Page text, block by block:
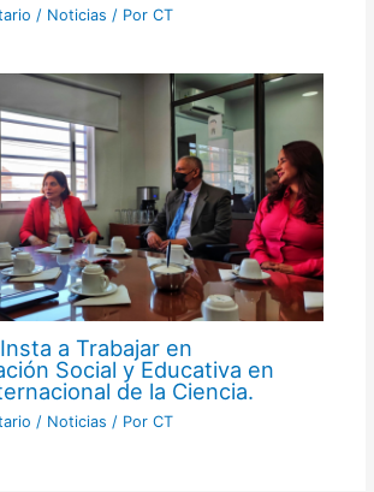
/ Noticias / Por CT
a Trabajar en
Social y Educativa en
de la Ciencia.
/ Noticias / Por CT